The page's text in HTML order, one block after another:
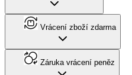
Vrácení zboží zdarma
Záruka vrácení peněz